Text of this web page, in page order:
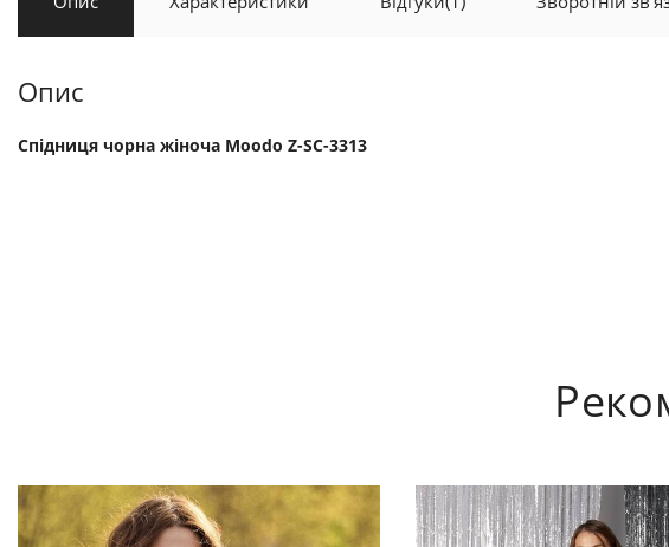
Опис
Спідниця чорна жіноча Moodo Z-SC-3313